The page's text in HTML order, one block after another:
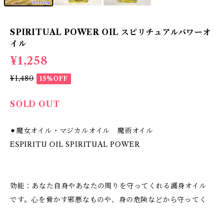
SPIRITUAL POWER OIL スピリチュアルパワーオ
イル
¥1,258
¥1,480 15%OFF
SOLD OUT
⚫︎魔女オイル・マジカルオイル 魔術オイル
ESPIRITU OIL SPIRITUAL POWER
効能：あなた自身やあなたの周りを守ってくれる護身オイル
です。心を脅かす邪悪なものや、身の危険などから守ってく